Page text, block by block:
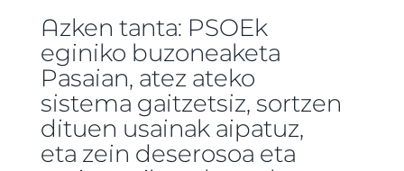
Azken tanta: PSOEk
eginiko buzoneaketa
Pasaian, atez ateko
sistema gaitzetsiz, sortzen
dituen usainak aipatuz,
eta zein deserosoa eta